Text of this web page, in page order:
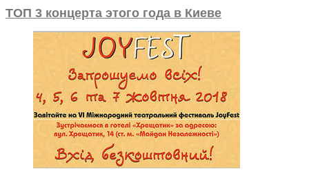
ТОП 3 концерта этого года в Киеве